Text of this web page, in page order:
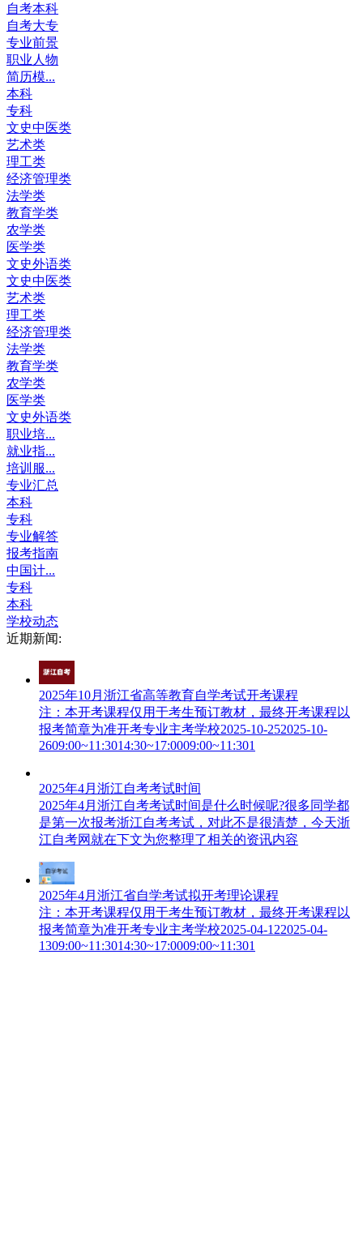
自考本科
自考大专
专业前景
职业人物
简历模...
本科
专科
文史中医类
艺术类
理工类
经济管理类
法学类
教育学类
农学类
医学类
文史外语类
文史中医类
艺术类
理工类
经济管理类
法学类
教育学类
农学类
医学类
文史外语类
职业培...
就业指...
培训服...
专业汇总
本科
专科
专业解答
报考指南
中国计...
专科
本科
学校动态
近期新闻:
2025年10月浙江省高等教育自学考试开考课程
注：本开考课程仅用于考生预订教材，最终开考课程以
报考简章为准开考专业主考学校2025-10-252025-10-
2609:00~11:3014:30~17:0009:00~11:301
2025年4月浙江自考考试时间
2025年4月浙江自考考试时间是什么时候呢?很多同学都
是第一次报考浙江自考考试，对此不是很清楚，今天浙
江自考网就在下文为您整理了相关的资讯内容
2025年4月浙江省自学考试拟开考理论课程
注：本开考课程仅用于考生预订教材，最终开考课程以
报考简章为准开考专业主考学校2025-04-122025-04-
1309:00~11:3014:30~17:0009:00~11:301